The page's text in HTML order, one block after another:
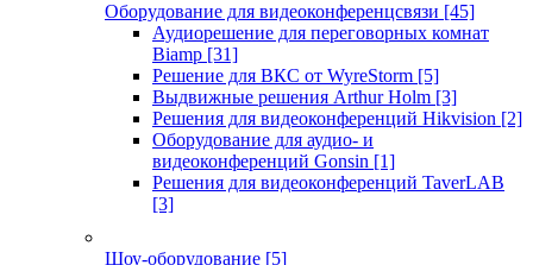
Оборудование для видеоконференцсвязи [45]
Аудиорешение для переговорных комнат
Biamp [31]
Решение для ВКС от WyreStorm [5]
Выдвижные решения Arthur Holm [3]
Решения для видеоконференций Hikvision [2]
Оборудование для аудио- и
видеоконференций Gonsin [1]
Решения для видеоконференций TaverLAB
[3]
Шоу-оборудование [5]